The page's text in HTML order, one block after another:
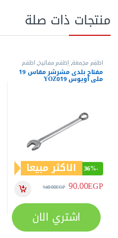
منتجات ذات صلة
أطقم مجمعة,أطقم مفاتيح,اطقم
مفاتيح,العدد اليدوية,مفاتيح عدة,
مفاتيح عدة بلدي,مفاتيح عدة بلدي
مشرشر,مفاتيح عدة مشرشر
مفتاح بلدى مشرشر مقاس 19
ملي أويوس YOZ019
-
36% الاكثر مبيعا
90.00EGP
140.00EGP
اشتري الان